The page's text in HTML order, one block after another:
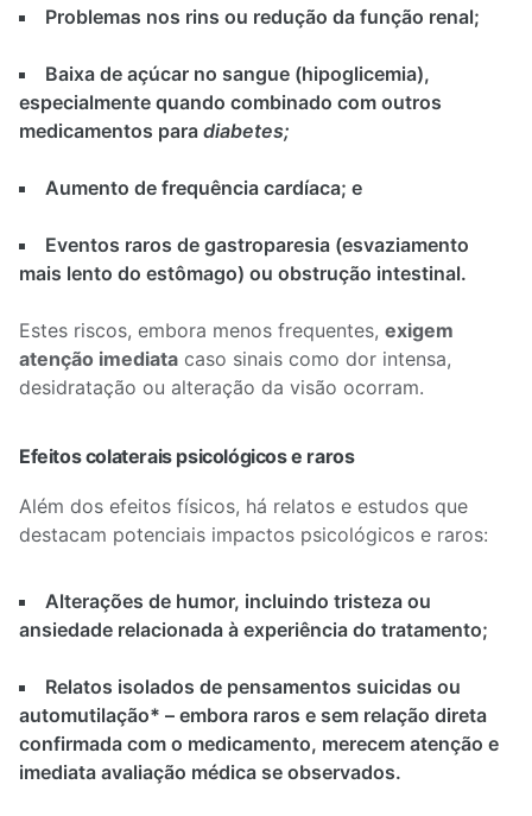
Problemas nos rins ou redução da função renal;
Baixa de açúcar no sangue (hipoglicemia),
especialmente quando combinado com outros
medicamentos para diabetes;
Aumento de frequência cardíaca; e
Eventos raros de gastroparesia (esvaziamento
mais lento do estômago) ou obstrução intestinal.
Estes riscos, embora menos frequentes, exigem
atenção imediata caso sinais como dor intensa,
desidratação ou alteração da visão ocorram.
Efeitos colaterais psicológicos e raros
Além dos efeitos físicos, há relatos e estudos que
destacam potenciais impactos psicológicos e raros:
Alterações de humor, incluindo tristeza ou
ansiedade relacionada à experiência do tratamento;
Relatos isolados de pensamentos suicidas ou
automutilação* – embora raros e sem relação direta
confirmada com o medicamento, merecem atenção e
imediata avaliação médica se observados.